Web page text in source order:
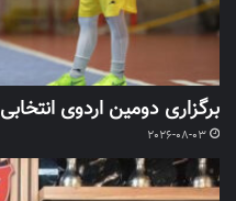
برگزاری دومین اردوی
2026-08-03